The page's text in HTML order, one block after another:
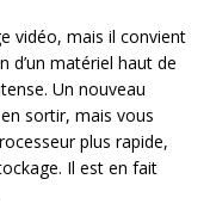
vidéo, mais il convient
d’un matériel haut de
Un nouveau
sortir, mais vous
plus rapide,
Il est en fait